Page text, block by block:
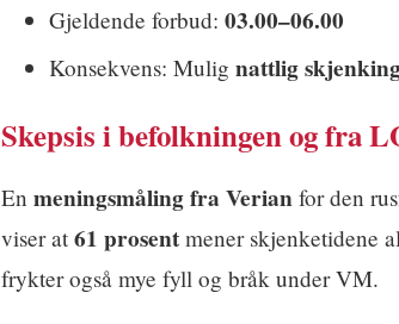
Gjeldende forbud: 03.00–06.00
Konsekvens: Mulig nattlig
Skepsis i befolkningen og fra
En meningsmåling fra Verian for den
viser at 61 prosent mener skjenketidene
frykter også mye fyll og bråk under VM.